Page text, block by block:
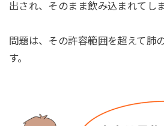
出され、そのまま飲み込まれてし
問題は、その許容範囲を超えて肺
す。